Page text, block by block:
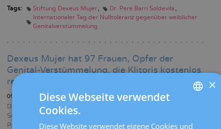
Tags: Stiftung Dexeus Mujer
Dr. Pere Barri Soldevila
Internationaler Tag der Nulltoleranz gegenüber weiblicher
Genitalverstümmelung
Dexeus Mujer hat 97 Frauen, Opfer der
Genital-Verstümmelung, die Klitoris kostenlos
rekonstruiert
05/02/2019
Das Genital-Rekonstruktions-Programm ist Teil der
Sozialleistungen der Stiftung Dexeus Mujer und wird von Dr. med.
Pere Barri Soldevila, der erste Arzt, der einen solche Operation in
×
Diese Webseite verwendet
Cookies.
Diese Website verwendet eigene Cookies und